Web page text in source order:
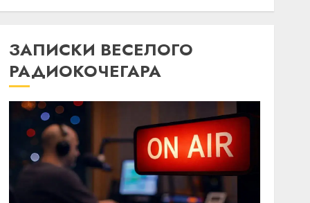
ЗАПИСКИ ВЕСЕЛОГО
РАДИОКОЧЕГАРА